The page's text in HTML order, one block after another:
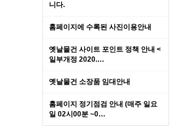
니다.
홈페이지에 수록된 사진이용안내
옛날물건 사이트 포인트 정책 안내 <
일부개정 2020.…
옛날물건 소장품 임대안내
홈페이지 정기점검 안내 (매주 일요
일 02시00분 ~0…